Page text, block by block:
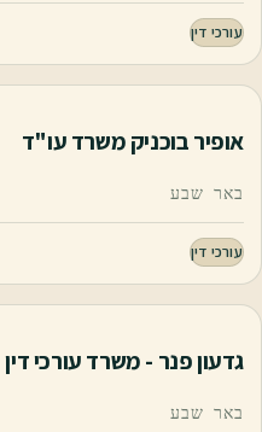
עורכי דין
אופיר בוכניק משרד עו"ד
באר שבע
עורכי דין
גדעון פנר - משרד עורכי דין
באר שבע